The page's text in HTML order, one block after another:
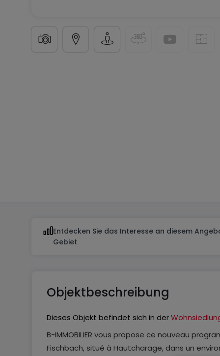
Entdecken Sie das Interesse an diesem
Gebiet
Objektbeschreibung
Dieses Objekt befindet sich in der
B-IMMOBILIER vous propose ce nouveau
Fischbach, situé à Hautcharage, dans un